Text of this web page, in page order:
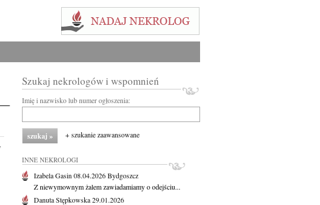
Szukaj nekrologów i wspomnień
Imię i nazwisko lub numer ogłoszenia:
+ szukanie zaawansowane
INNE NEKROLOGI
Izabela Gasin 08.04.2026Bydgoszcz
Z niewymownym żalem zawiadamiamy o odejściu...
Danuta Stępkowska29.01.2026